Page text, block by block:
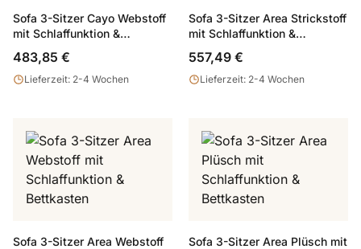
Sofa 3-Sitzer Cayo Webstoff
mit Schlaffunktion &
483,85 €
Lieferzeit: 2-4 Wochen
Sofa 3-Sitzer Area Strickstoff
mit Schlaffunktion &
557,49 €
Lieferzeit: 2-4 Wochen
Sofa 3-Sitzer Area Webstoff
Sofa 3-Sitzer Area Plüsch mit